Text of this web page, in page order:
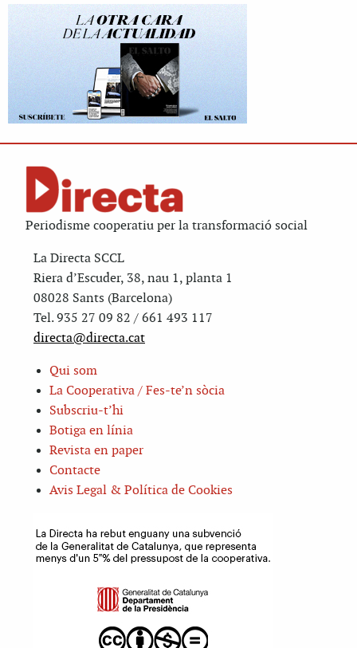
Periodisme cooperatiu per la transformació social
La Directa SCCL
Riera d’Escuder, 38, nau 1, planta 1
08028 Sants (Barcelona)
Tel. 935 27 09 82 / 661 493 117
directa@directa.cat
Qui som
La Cooperativa / Fes-te’n sòcia
Subscriu-t’hi
Botiga en línia
Revista en paper
Contacte
Avis Legal & Política de Cookies